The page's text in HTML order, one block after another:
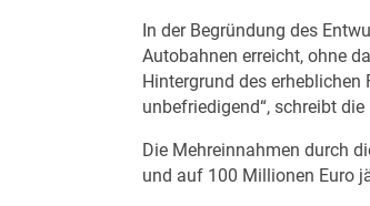
In der Begründung des
Autobahnen erreicht, ohne
Hintergrund des
unbefriedigend“, schreibt
Die Mehreinnahmen durch
und auf 100 Millionen Euro